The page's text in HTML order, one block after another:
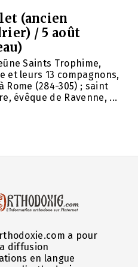
(ancien
/ 5 août
Saints Trophime,
et leurs 13 compagnons,
Rome (284-305) ; saint
évêque de Ravenne, ...
a pour
diffusion
en langue